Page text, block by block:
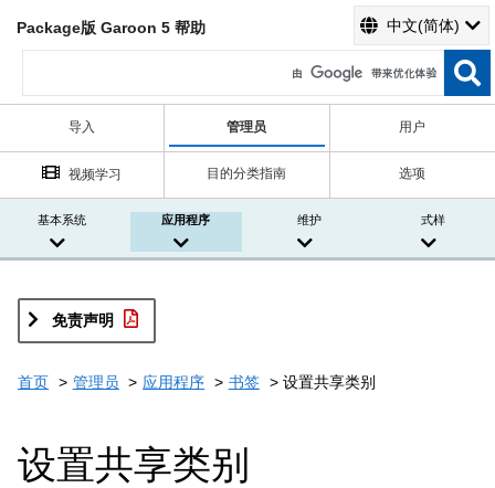
Package版 Garoon 5 帮助 中文(简体)
导入 管理员 用户
视频学习 目的分类指南 选项
基本系统 应用程序 维护 式样
免责声明
首页 管理员 应用程序 书签 设置共享类别
设置共享类别